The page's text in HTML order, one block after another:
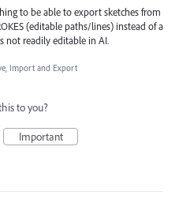
to be able to export sketches from
(editable paths/lines) instead of a
not readily editable in AI.
Import and Export
to you?
Important